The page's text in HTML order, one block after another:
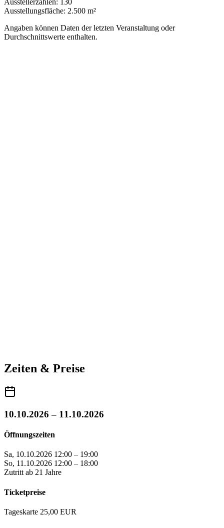
Ausstellerzahlen: 130
Ausstellungsfläche: 2.500 m²
Angaben können Daten der letzten Veranstaltung oder
Durchschnittswerte enthalten.
Zeiten & Preise
10.10.2026 – 11.10.2026
Öffnungszeiten
Sa, 10.10.2026 12:00 – 19:00
So, 11.10.2026 12:00 – 18:00
Zutritt ab 21 Jahre
Ticketpreise
Tageskarte 25,00 EUR